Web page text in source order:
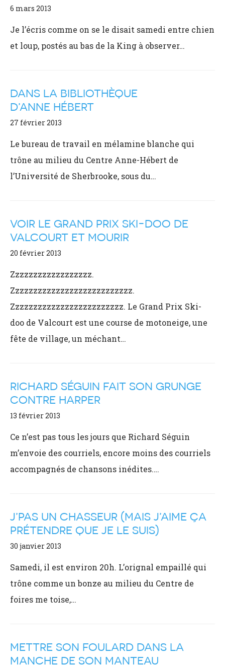
6 mars 2013
Je l’écris comme on se le disait samedi entre chien
et loup, postés au bas de la King à observer…
DANS LA BIBLIOTHÈQUE
D’ANNE HÉBERT
27 février 2013
Le bureau de travail en mélamine blanche qui
trône au milieu du Centre Anne-Hébert de
l’Université de Sherbrooke, sous du…
VOIR LE GRAND PRIX SKI-DOO DE
VALCOURT ET MOURIR
20 février 2013
Zzzzzzzzzzzzzzzzzz.
Zzzzzzzzzzzzzzzzzzzzzzzzzzz.
Zzzzzzzzzzzzzzzzzzzzzzzzz. Le Grand Prix Ski-
doo de Valcourt est une course de motoneige, une
fête de village, un méchant…
RICHARD SÉGUIN FAIT SON GRUNGE
CONTRE HARPER
13 février 2013
Ce n’est pas tous les jours que Richard Séguin
m’envoie des courriels, encore moins des courriels
accompagnés de chansons inédites.…
J’PAS UN CHASSEUR (MAIS J’AIME ÇA
PRÉTENDRE QUE JE LE SUIS)
30 janvier 2013
Samedi, il est environ 20h. L’orignal empaillé qui
trône comme un bonze au milieu du Centre de
foires me toise,…
METTRE SON FOULARD DANS LA
MANCHE DE SON MANTEAU